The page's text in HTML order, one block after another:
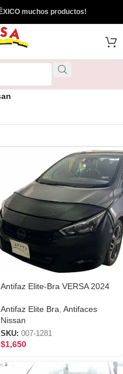
muchos productos!
Antifaz Elite-Bra VERSA 2024
Antifaz Elite Bra Antifaces
Nissan
SKU: 007-1281
$1,650